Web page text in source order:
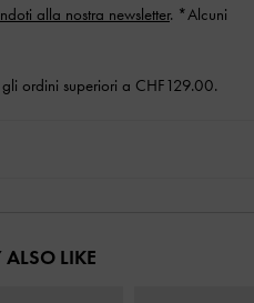
alla nostra newsletter. *Alcuni
gli ordini superiori a CHF129.00.
LIKE